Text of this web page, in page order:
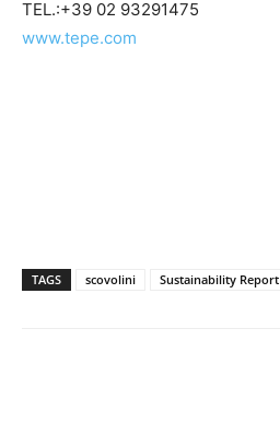
TEL.:+39 02 93291475
www.tepe.com
TAGS scovolini Sustainability Report